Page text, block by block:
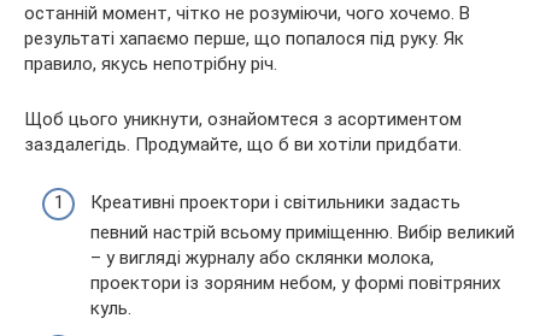
останній момент, чітко не розуміючи, чого хочемо. В
результаті хапаємо перше, що попалося під руку. Як
правило, якусь непотрібну річ.
Щоб цього уникнути, ознайомтеся з асортиментом
заздалегідь. Продумайте, що б ви хотіли придбати.
Креативні проектори і світильники задасть
певний настрій всьому приміщенню. Вибір великий
– у вигляді журналу або склянки молока,
проектори із зоряним небом, у формі повітряних
куль.